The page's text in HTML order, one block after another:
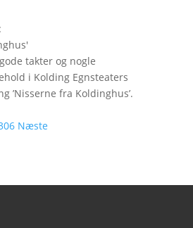
'
takter og nogle
i Kolding Egnsteaters
’Nisserne fra Koldinghus’.
Næste